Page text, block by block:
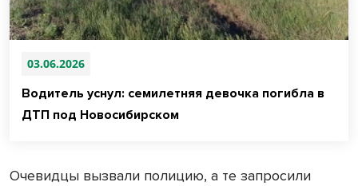
03.06.2026
Водитель уснул: семилетняя девочка погибла в
ДТП под Новосибирском
Очевидцы вызвали полицию, а те запросили